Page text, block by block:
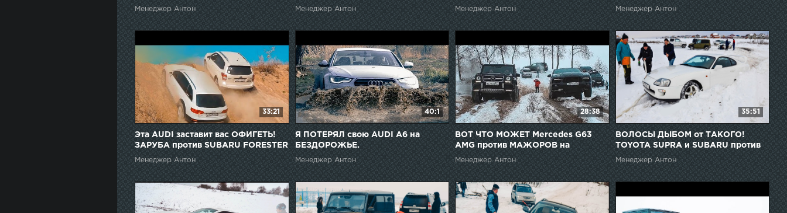
Менеджер Антон
A7 + ОФФРОАД ТЕСТ AUDI Q7 и
AUDI Q5
Менеджер Антон Менеджер Антон
Отожгла на Aуди Аллроад
Менеджер Антон
33:21
Эта AUDI заставит вас ОФИГЕТЬ!
ЗАРУБА против SUBARU FORESTER
, ТИГУАН и TOYOTA RAV4
Менеджер Антон
40:1
Я ПОТЕРЯЛ свою AUDI A6 на
БЕЗДОРОЖЬЕ.
Менеджер Антон
28:38
ВОТ ЧТО МОЖЕТ Mercedes G63
AMG против МАЖОРОВ на
PORSCHE CAYENNE, AUDI Q7,
Toyota Prado, Range Rover
Менеджер Антон
35:51
ВОЛОСЫ ДЫБОМ от ТАКОГО!
TOYOTA SUPRA и SUBARU против
TOYOTA PRADO и AUDI Allroad на
бездорожье!
Менеджер Антон